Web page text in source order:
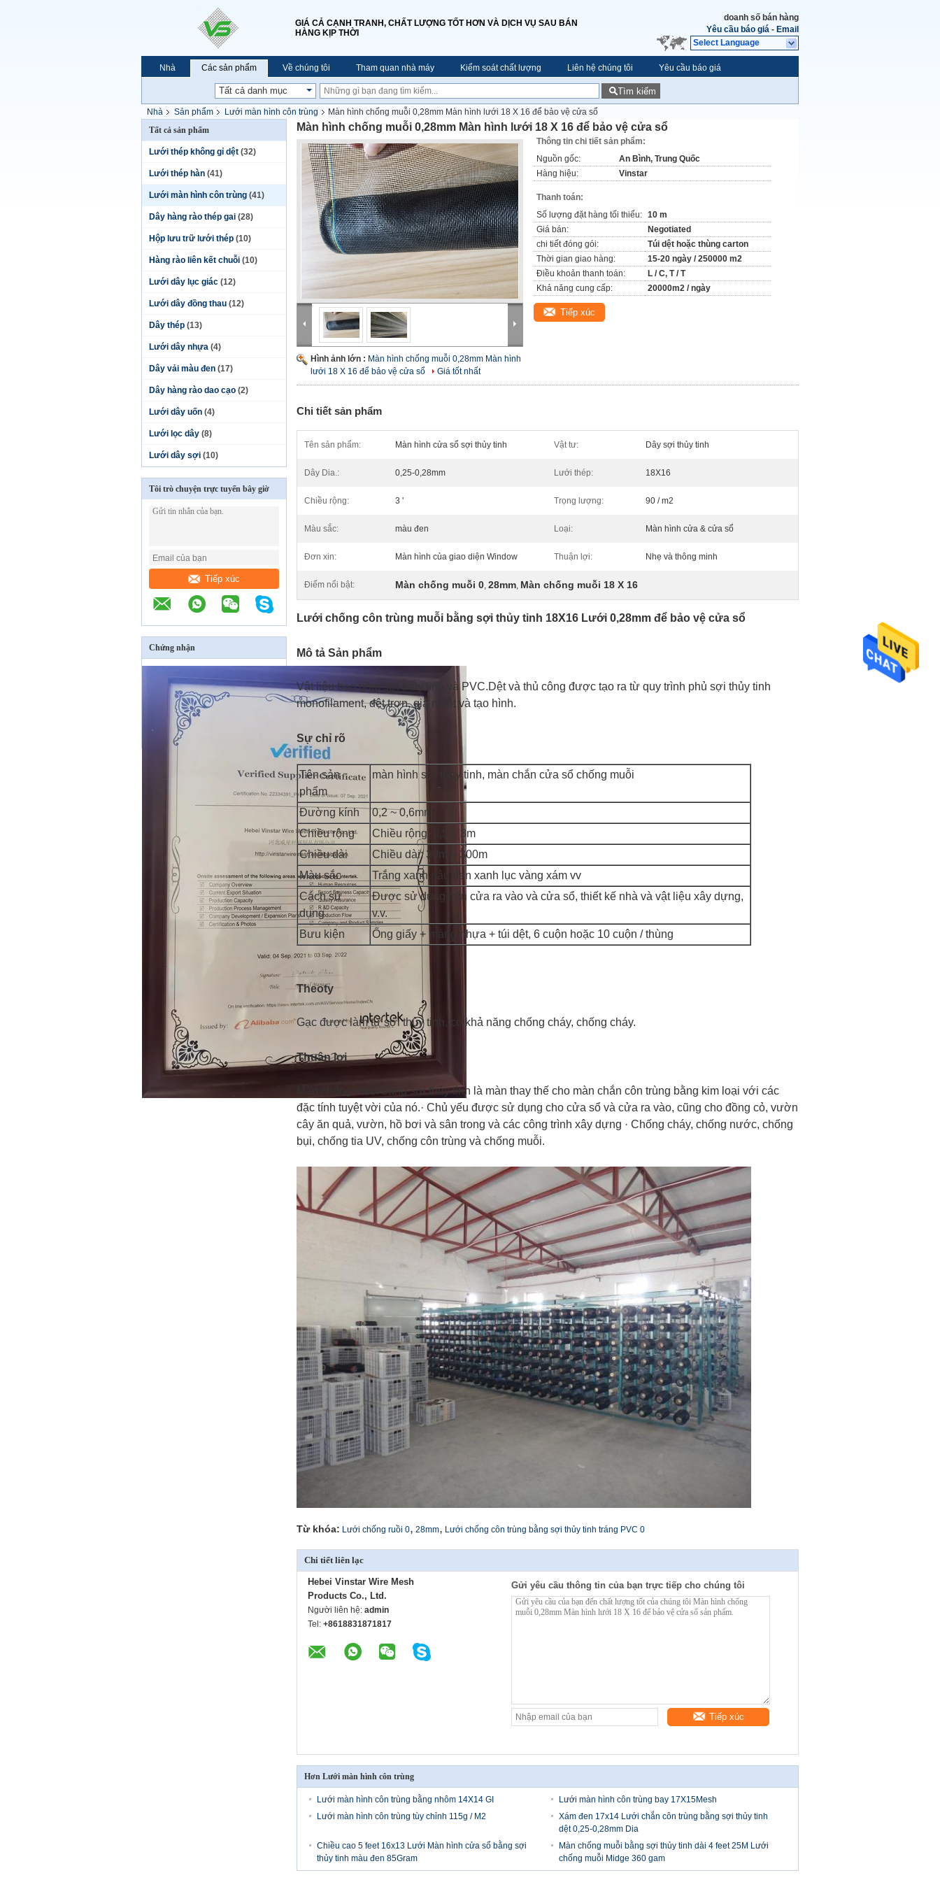
GIÁ CẢ CẠNH TRANH, CHẤT LƯỢNG TỐT HƠN VÀ DỊCH VỤ SAU BÁN
HÀNG KỊP THỜI
doanh số bán hàng
Yêu cầu báo giá - Email
Select Language
Nhà Các sản phẩm Về chúng tôi Tham quan nhà máy Kiểm soát chất lượng Liên hệ chúng tôi Yêu cầu báo giá
Tìm kiếm
Nhà Sản phẩm Lưới màn hình côn trùng
Màn hình chống muỗi 0,28mm Màn hình lưới 18 X 16 để bảo vệ cửa sổ
Tất cả sản phẩm
Lưới thép không gỉ dệt (32)
Lưới thép hàn (41)
Lưới màn hình côn trùng (41)
Dây hàng rào thép gai (28)
Hộp lưu trữ lưới thép (10)
Hàng rào liên kết chuỗi (10)
Lưới dây lục giác (12)
Lưới dây đồng thau (12)
Dây thép (13)
Lưới dây nhựa (4)
Dây vải màu đen (17)
Dây hàng rào dao cạo (2)
Lưới dây uốn (4)
Lưới lọc dây (8)
Lưới dây sợi (10)
Tôi trò chuyện trực tuyến bây giờ
Tiếp xúc
Chứng nhận
Màn hình chống muỗi 0,28mm Màn hình lưới 18 X 16 để bảo vệ cửa sổ
Hình ảnh lớn : Màn hình chống muỗi 0,28mm Màn hình
lưới 18 X 16 để bảo vệ cửa sổ
Giá tốt nhất
Thông tin chi tiết sản phẩm:
Nguồn gốc:
An Bình, Trung Quốc
Hàng hiệu:
Vinstar
Thanh toán:
Số lượng đặt hàng tối thiểu: 10 m
Giá bán:
Negotiated
chi tiết đóng gói:
Túi dệt hoặc thùng carton
Thời gian giao hàng:
15-20 ngày / 250000 m2
Điều khoản thanh toán:
L / C, T / T
Khả năng cung cấp:
20000m2 / ngày
Tiếp xúc
Chi tiết sản phẩm
Tên sản phẩm: Màn hình cửa sổ sợi thủy tinh Vật tư: Dây sợi thủy tinh
Dây Dia.: 0,25-0,28mm Lưới thép: 18X16
Chiều rộng: 3 ' Trọng lượng: 90 / m2
Màu sắc: màu đen Loại: Màn hình cửa & cửa sổ
Đơn xin: Màn hình của giao diện Window Thuận lợi: Nhẹ và thông minh
Điểm nổi bật: Màn chống muỗi 0, 28mm, Màn chống muỗi 18 X 16
Lưới chống côn trùng muỗi bằng sợi thủy tinh 18X16 Lưới 0,28mm để bảo vệ cửa sổ
Mô tả Sản phẩm
Vật liệu bao gồm sợi thủy tinh và PVC.Dệt và thủ công được tạo ra từ quy trình phủ sợi thủy tinh
monofilament, dệt trơn, gia nhiệt và tạo hình.
Sự chỉ rõ
Tên sản
phẩm
màn hình sợi thủy tinh, màn chắn cửa sổ chống muỗi
Đường kính
0,2 ~ 0,6mm
Chiều rộng
Chiều rộng: 0,5 ~ 3m
Chiều dài
Chiều dài: 30m ~ 300m
Màu sắc
Trắng xanh nâu đen xanh lục vàng xám vv
Cách sử
dụng
Được sử dụng trên cửa ra vào và cửa sổ, thiết kế nhà và vật liệu xây dựng,
v.v.
Bưu kiện
Ống giấy + màng nhựa + túi dệt, 6 cuộn hoặc 10 cuộn / thùng
Theoty
Gạc được làm từ sợi thủy tinh, có khả năng chống cháy, chống cháy.
Thuận lợi
Màn chống muỗi bằng sợi thủy tinh là màn thay thế cho màn chắn côn trùng bằng kim loại với các
đặc tính tuyệt vời của nó.· Chủ yếu được sử dụng cho cửa sổ và cửa ra vào, cũng cho đồng cỏ, vườn
cây ăn quả, vườn, hồ bơi và sân trong và các công trình xây dựng · Chống cháy, chống nước, chống
bụi, chống tia UV, chống côn trùng và chống muỗi.
Từ khóa: Lưới chống ruồi 0, 28mm, Lưới chống côn trùng bằng sợi thủy tinh tráng PVC 0
Chi tiết liên lạc
Hebei Vinstar Wire Mesh
Products Co., Ltd.
Người liên hệ: admin
Tel: +8618831871817
Gửi yêu cầu thông tin của bạn trực tiếp cho chúng tôi
Tiếp xúc
Hơn Lưới màn hình côn trùng
Lưới màn hình côn trùng bằng nhôm 14X14 GI
Lưới màn hình côn trùng bay 17X15Mesh
Lưới màn hình côn trùng tùy chỉnh 115g / M2
Xám đen 17x14 Lưới chắn côn trùng bằng sợi thủy tinh
dệt 0,25-0,28mm Dia
Chiều cao 5 feet 16x13 Lưới Màn hình cửa sổ bằng sợi
thủy tinh màu đen 85Gram
Màn chống muỗi bằng sợi thủy tinh dài 4 feet 25M Lưới
chống muỗi Midge 360 ​​gam